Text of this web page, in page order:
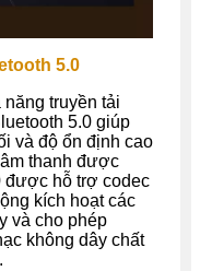
5.0
truyền tải
5.0 giúp
và độ ổn định cao
thanh được
được hỗ trợ codec
kích hoạt các
và cho phép
không dây chất